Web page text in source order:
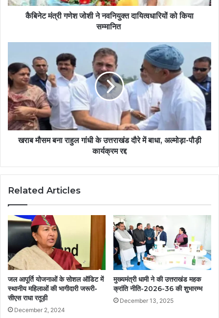
कैबिनेट मंत्री गणेश जोशी ने नवनियुक्त दायित्वधारियों को किया
सम्मानित
खराब मौसम बना राहुल गांधी के उत्तराखंड दौरे में बाधा, अल्मोड़ा-पौड़ी
कार्यक्रम रद्द
Related Articles
जल आपूर्ति योजनाओं के सोशल ऑडिट में
स्थानीय महिलाओं की भागीदारी जरूरी-
सीएस राधा रतूड़ी
December 2, 2024
मुख्यमंत्री धामी ने की उत्तराखंड महक
क्रांति नीति-2026-36 की शुभारम्भ
December 13, 2025